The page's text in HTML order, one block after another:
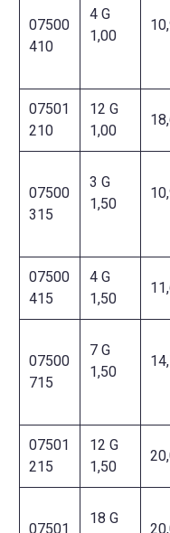
07500
410
4 G
1,00
07501
210
12 G
1,00
07500
315
3 G
1,50
07500
415
4 G
1,50
07500
715
7 G
1,50
07501
215
12 G
1,50
07501
18 G